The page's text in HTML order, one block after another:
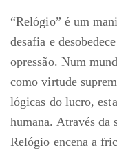
“Relógio” é um
desafia e
opressão. Num
como virtude
lógicas do lucro,
humana. Através da
Relógio encena a